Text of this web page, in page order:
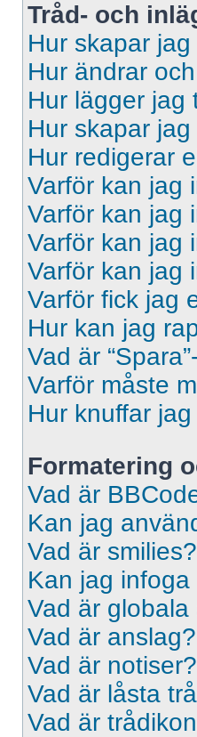
Tråd- och
Hur skapar
Hur ändrar
Hur lägger jag
Hur skapar
Hur redigerar
Varför kan jag
Varför kan jag
Varför kan jag
Varför kan jag
Varför fick jag
Hur kan jag
Vad är
Varför måste
Hur knuffar
Formatering
Vad är
Kan jag
Vad är smilies?
Kan jag infoga
Vad är globala
Vad är anslag?
Vad är notiser?
Vad är låsta
Vad är